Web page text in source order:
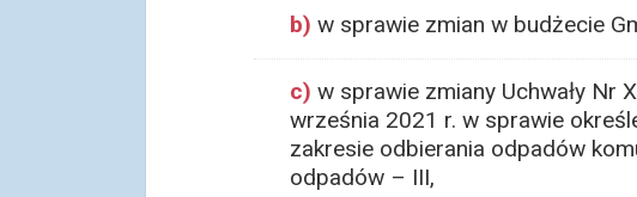
b) w sprawie zmian w budżecie
c) w sprawie zmiany Uchwały Nr
września 2021 r. w sprawie
zakresie odbierania odpadów
odpadów – III,